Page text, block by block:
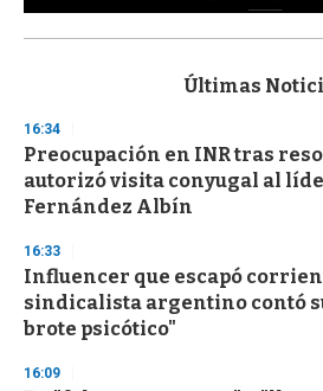
s
d
s
o
f
3
s
e
c
o
n
Últimas
16:34
Preocupación en INR tras
autorizó visita conyugal al
Fernández Albín
16:33
Influencer que escapó
sindicalista argentino contó
brote psicótico"
16:09